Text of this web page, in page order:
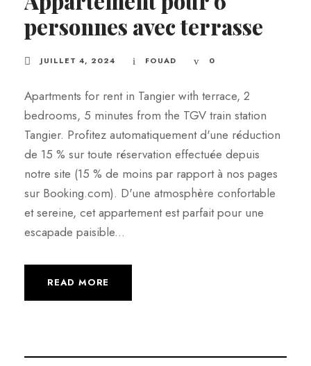
personnes avec terrasse
JUILLET 4, 2024 FOUAD 0
Apartments for rent in Tangier with terrace, 2
bedrooms, 5 minutes from the TGV train station
Tangier. Profitez automatiquement d'une réduction
de 15 % sur toute réservation effectuée depuis
notre site (15 % de moins par rapport à nos pages
sur Booking.com). D'une atmosphère confortable
et sereine, cet appartement est parfait pour une
escapade paisible...
READ MORE